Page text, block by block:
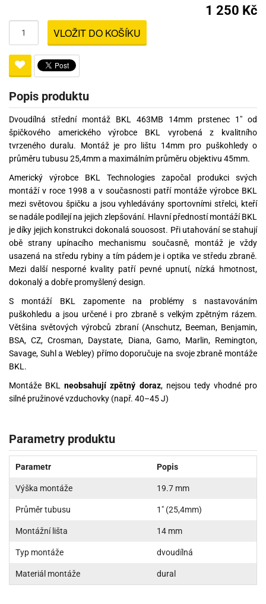
1 250 Kč
VLOŽIT DO KOŠÍKU
Popis produktu
Dvoudílná střední montáž BKL 463MB 14mm prstenec 1" od
špičkového amerického výrobce BKL vyrobená z kvalitního
tvrzeného duralu. Montáž je pro lištu 14mm pro puškohledy o
průměru tubusu 25,4mm a maximálním průměru objektivu 45mm.
Americký výrobce BKL Technologies započal produkci svých
montáží v roce 1998 a v současnosti patří montáže výrobce BKL
mezi světovou špičku a jsou vyhledávány sportovními střelci, kteří
se nadále podílejí na jejich zlepšování. Hlavní předností montáží BKL
je díky jejich konstrukci dokonalá souosost. Při utahování se stahují
obě strany upínacího mechanismu současně, montáž je vždy
usazená na středu rybiny a tím pádem je i optika ve středu zbraně.
Mezi další nesporné kvality patří pevné upnutí, nízká hmotnost,
dokonalý a dobře promyšlený design.
S montáží BKL zapomente na problémy s nastavováním
puškohledu a jsou určené i pro zbraně s velkým zpětným rázem.
Většina světových výrobců zbraní (Anschutz, Beeman, Benjamin,
BSA, CZ, Crosman, Daystate, Diana, Gamo, Marlin, Remington,
Savage, Suhl a Webley) přímo doporučuje na svoje zbraně montáže
BKL.
Montáže BKLneobsahují zpětný doraz, nejsou tedy vhodné pro
silné pružinové vzduchovky (např. 40–45 J)
Parametry produktu
Parametr Popis
Výška montáže 19.7 mm
Průměr tubusu 1" (25,4mm)
Montážní lišta 14 mm
Typ montáže dvoudílná
Materiál montáže dural